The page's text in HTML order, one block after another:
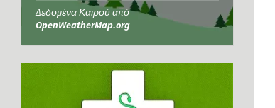
Δεδομένα Καιρού από
OpenWeatherMap.org